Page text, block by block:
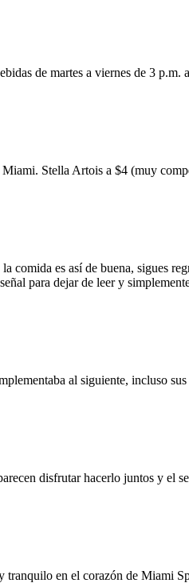
de martes a viernes de 3 p.m.
Stella Artois a $4 (muy
comida es así de buena, sigues
para dejar de leer y
al siguiente, incluso
disfrutar hacerlo juntos y el
en el corazón de Miami